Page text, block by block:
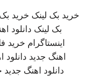
خرید بک لینک خرید
بک لینک دانلود
اینستاگرام خرید
اهنگ جدید دانلود
دانلود اهنگ جدید